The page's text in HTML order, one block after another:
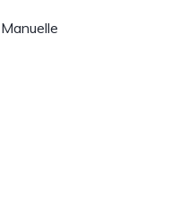
Manuelle